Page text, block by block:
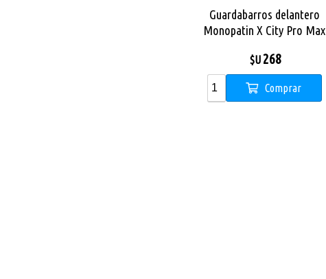
Guardabarros delantero
Monopatin X City Pro Max
$U268
Comprar